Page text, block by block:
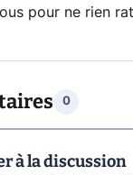
pour ne rien
0
à la discussion